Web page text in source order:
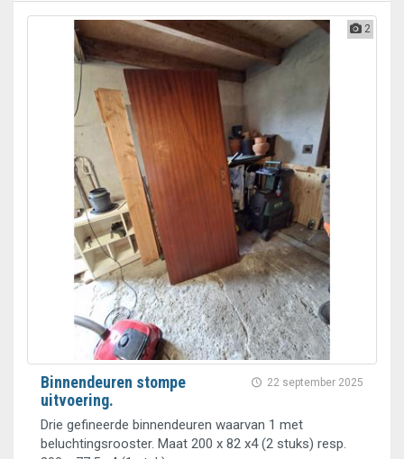
2
22 september 2025
Binnendeuren stompe
uitvoering.
Drie gefineerde binnendeuren waarvan 1 met
beluchtingsrooster. Maat 200 x 82 x4 (2 stuks) resp.